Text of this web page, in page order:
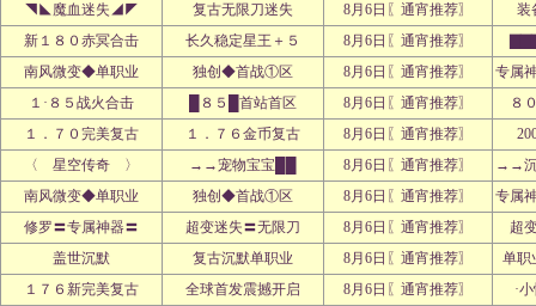
◥◣魔血迷失◢◤
复古无限刀迷失 8月6日〖通宵推荐〗
装
新１８０赤冥合击
长久稳定星王＋５ 8月6日〖通宵推荐〗
南风微变◆单职业
独创◆首战①区 8月6日〖通宵推荐〗
专属
１·８５战火合击
█８５█首站首区 8月6日〖通宵推荐〗
８
１．７０完美复古
１．７６金币复古 8月6日〖通宵推荐〗
〈 星空传奇 〉
→→宠物宝宝██ 8月6日〖通宵推荐〗
→→
南风微变◆单职业
独创◆首战①区 8月6日〖通宵推荐〗
专属
修罗〓专属神器〓
超变迷失〓无限刀 8月6日〖通宵推荐〗
超
盖世沉默
复古沉默单职业 8月6日〖通宵推荐〗
单职
１７６新完美复古
全球首发震撼开启 8月6日〖通宵推荐〗
·